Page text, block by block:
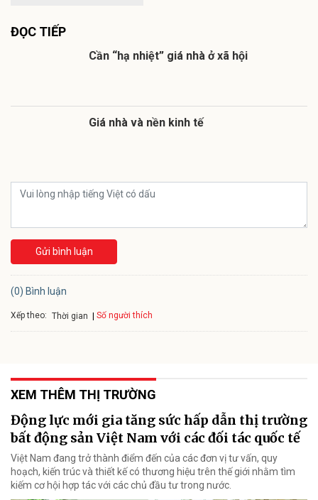
ĐỌC TIẾP
Cần “hạ nhiệt” giá nhà ở xã hội
Giá nhà và nền kinh tế
Gửi bình luận
(0) Bình luận
Xếp theo: Thời gian Số người thích
XEM THÊM THỊ TRƯỜNG
Động lực mới gia tăng sức hấp dẫn thị trường
bất động sản Việt Nam với các đối tác quốc tế
Việt Nam đang trở thành điểm đến của các đơn vị tư vấn, quy
hoạch, kiến trúc và thiết kế có thương hiệu trên thế giới nhằm tìm
kiếm cơ hội hợp tác với các chủ đầu tư trong nước.